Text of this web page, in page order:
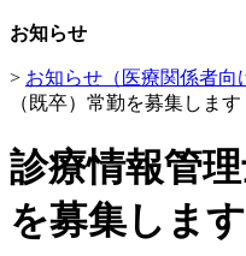
お知らせ
> お知らせ（医療関係者向
（既卒）常勤を募集します
診療情報管
を募集します